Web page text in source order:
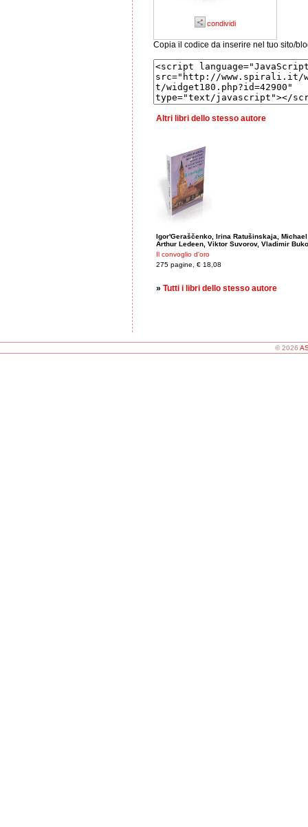
condividi
Copia il codice da inserire nel tuo sito/
Altri libri dello stesso autore
Igor'Geraščenko Irina Ratušinskaja
Michael
Arthur Ledeen Viktor Suvorov, Vladimir
Il convoglio d'oro
275 pagine, € 18,08
» Tutti i libri dello stesso autore
© 2026